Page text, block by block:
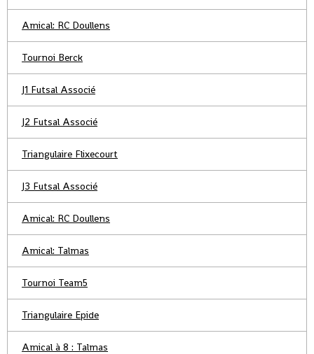
Amical: RC Doullens
Tournoi Berck
J1 Futsal Associé
J2 Futsal Associé
Triangulaire Flixecourt
J3 Futsal Associé
Amical: RC Doullens
Amical: Talmas
Tournoi Team5
Triangulaire Epide
Amical à 8 : Talmas